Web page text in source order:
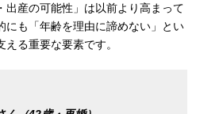
出産の可能性」は以前より高まって
にも「年齢を理由に諦めない」とい
る重要な要素です。